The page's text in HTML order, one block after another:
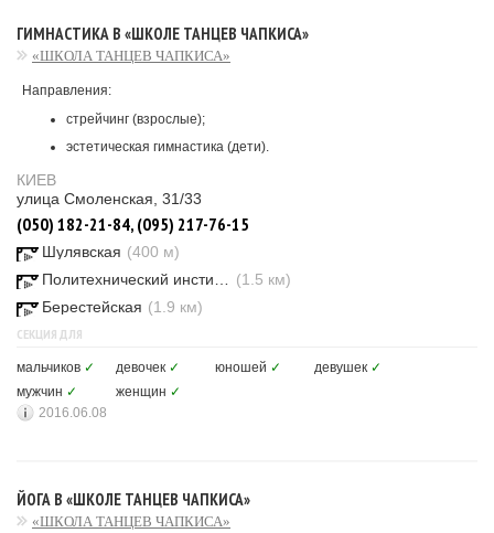
ГИМНАСТИКА В «ШКОЛЕ ТАНЦЕВ ЧАПКИСА»
«ШКОЛА ТАНЦЕВ ЧАПКИСА»
Направления:
стрейчинг (взрослые);
эстетическая гимнастика (дети).
КИЕВ
улица Смоленская, 31/33
(050) 182-21-84, (095) 217-76-15
Шулявская (400 м)
(1.5 км)
Берестейская (1.9 км)
СЕКЦИЯ ДЛЯ
мальчиков ✓ девочек ✓ юношей ✓ девушек ✓
мужчин ✓ женщин ✓
2016.06.08
ЙОГА В «ШКОЛЕ ТАНЦЕВ ЧАПКИСА»
«ШКОЛА ТАНЦЕВ ЧАПКИСА»